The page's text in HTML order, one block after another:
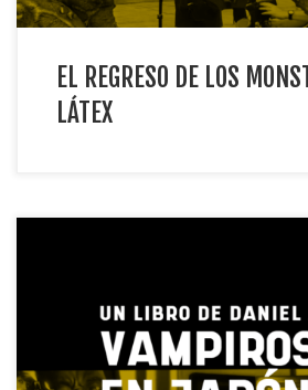
EL REGRESO DE LOS
LÁTEX
Daniel Aguilar pasea por Donostia y